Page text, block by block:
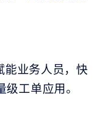
业务人员，快
工单应用。